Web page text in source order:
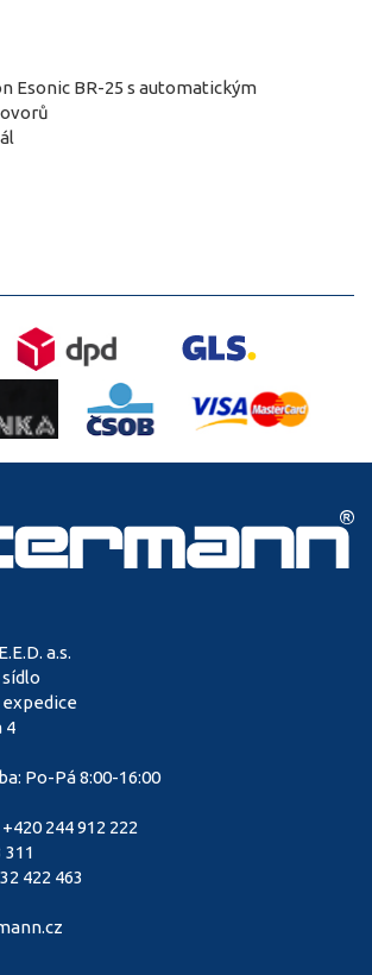
Esonic BR-25 s automatickým
a.s.
expedice
4
Po-Pá 8:00-16:00
244 912 222
311
422 463